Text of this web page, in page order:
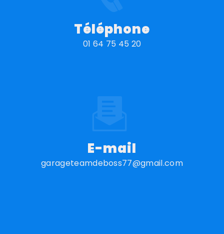
Téléphone
01 64 75 45 20
E-mail
garageteamdeboss77@gmail.com